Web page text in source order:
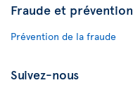
Fraude et prévention
Prévention de la fraude
Suivez-nous